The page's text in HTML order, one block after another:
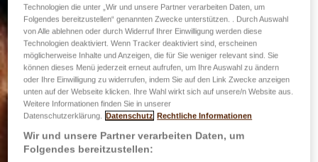
Technologien die unter „Wir und unsere Partner verarbeiten Daten, um
Folgendes bereitzustellen“ genannten Zwecke unterstützen. . Durch Auswahl
von Alle ablehnen oder durch Widerruf Ihrer Einwilligung werden diese
Technologien deaktiviert. Wenn Tracker deaktiviert sind, erscheinen
möglicherweise Inhalte und Anzeigen, die für Sie weniger relevant sind. Sie
können dieses Menü jederzeit erneut aufrufen, um Ihre Auswahl zu ändern
oder Ihre Einwilligung zu widerrufen, indem Sie auf den Link Zwecke anzeigen
unten auf der Webseite klicken. Ihre Wahl wirkt sich auf unsere/n Website aus.
Weitere Informationen finden Sie in unserer
Datenschutzerklärung.
Datenschutz Rechtliche Informationen
Wir und unsere Partner verarbeiten Daten, um
Folgendes bereitzustellen: